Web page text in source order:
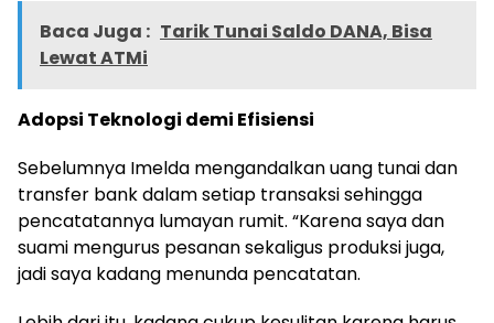
Baca Juga : Tarik Tunai Saldo DANA, Bisa
Lewat ATMi
Adopsi Teknologi demi Efisiensi
Sebelumnya Imelda mengandalkan uang tunai dan
transfer bank dalam setiap transaksi sehingga
pencatatannya lumayan rumit. “Karena saya dan
suami mengurus pesanan sekaligus produksi juga,
jadi saya kadang menunda pencatatan.